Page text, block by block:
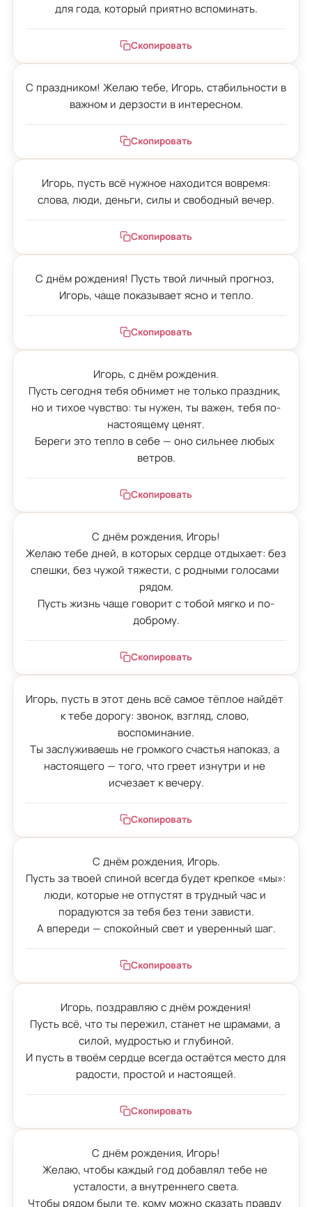
для года, который приятно вспоминать.
Скопировать
С праздником! Желаю тебе, Игорь, стабильности в
важном и дерзости в интересном.
Скопировать
Игорь, пусть всё нужное находится вовремя:
слова, люди, деньги, силы и свободный вечер.
Скопировать
С днём рождения! Пусть твой личный прогноз,
Игорь, чаще показывает ясно и тепло.
Скопировать
Игорь, с днём рождения.
Пусть сегодня тебя обнимет не только праздник,
но и тихое чувство: ты нужен, ты важен, тебя по-
настоящему ценят.
Береги это тепло в себе — оно сильнее любых
ветров.
Скопировать
С днём рождения, Игорь!
Желаю тебе дней, в которых сердце отдыхает: без
спешки, без чужой тяжести, с родными голосами
рядом.
Пусть жизнь чаще говорит с тобой мягко и по-
доброму.
Скопировать
Игорь, пусть в этот день всё самое тёплое найдёт
к тебе дорогу: звонок, взгляд, слово,
воспоминание.
Ты заслуживаешь не громкого счастья напоказ, а
настоящего — того, что греет изнутри и не
исчезает к вечеру.
Скопировать
С днём рождения, Игорь.
Пусть за твоей спиной всегда будет крепкое «мы»:
люди, которые не отпустят в трудный час и
порадуются за тебя без тени зависти.
А впереди — спокойный свет и уверенный шаг.
Скопировать
Игорь, поздравляю с днём рождения!
Пусть всё, что ты пережил, станет не шрамами, а
силой, мудростью и глубиной.
И пусть в твоём сердце всегда остаётся место для
радости, простой и настоящей.
Скопировать
С днём рождения, Игорь!
Желаю, чтобы каждый год добавлял тебе не
усталости, а внутреннего света.
Чтобы рядом были те, кому можно сказать правду